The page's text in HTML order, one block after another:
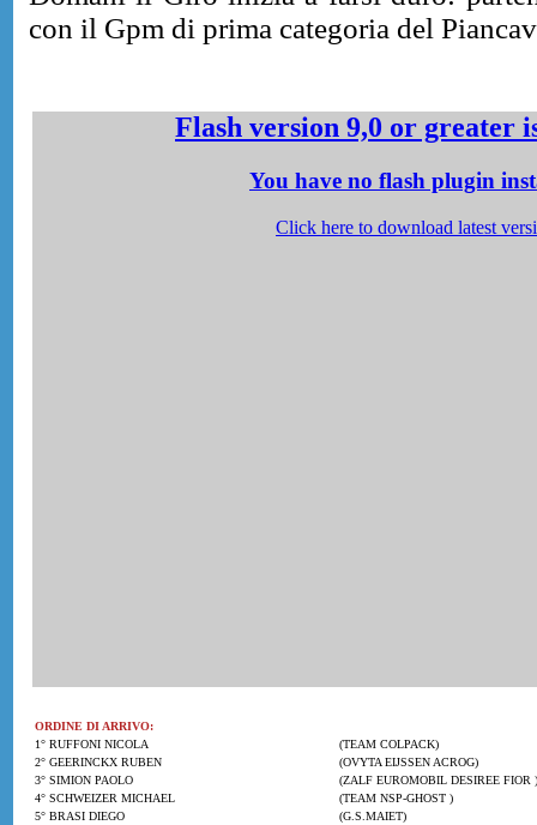
con il Gpm di prima categoria del
ORDINE DI ARRIVO:
1° RUFFONI NICOLA
(TEAM COLPACK)
2° GEERINCKX RUBEN
(OVYTA EIJSSEN ACROG)
3° SIMION PAOLO
(ZALF EUROMOBIL DESIREE FIOR )
4° SCHWEIZER MICHAEL
(TEAM NSP-GHOST )
5° BRASI DIEGO
(G.S.MAIET)